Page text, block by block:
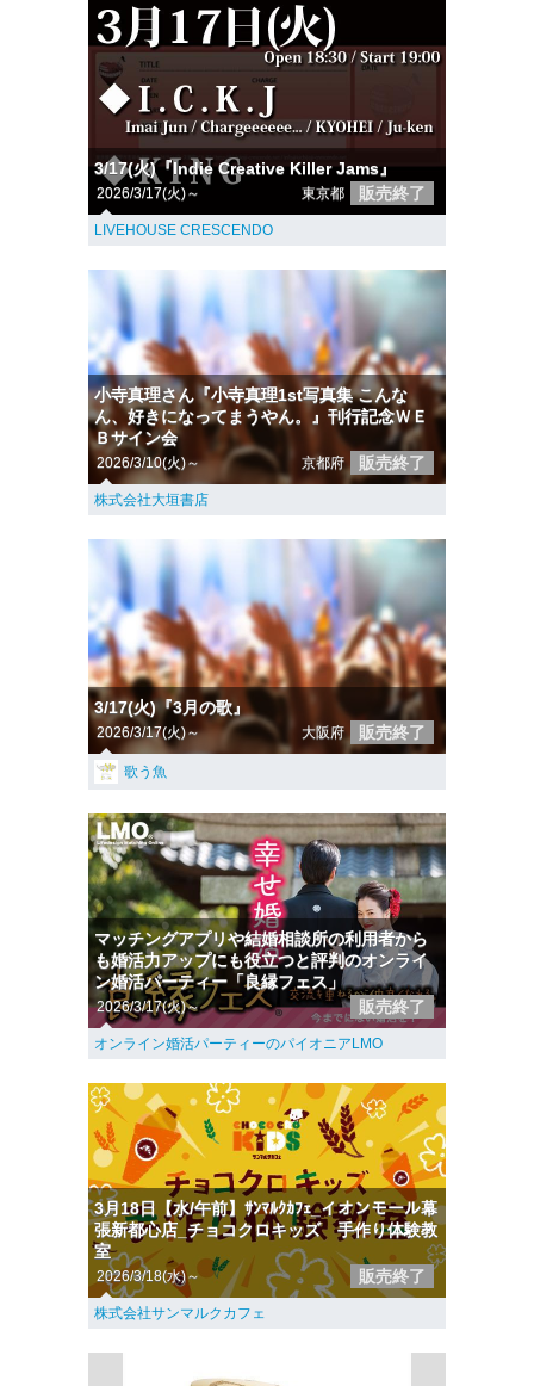
3/17(火)『Indie Creative Killer Jams』
2026/3/17(火)～ 東京都 販売終了
LIVEHOUSE CRESCENDO
小寺真理さん『小寺真理1st写真集 こんな
ん、好きになってまうやん。』刊行記念ＷＥ
Ｂサイン会
2026/3/10(火)～ 京都府 販売終了
株式会社大垣書店
3/17(火)『3月の歌』
2026/3/17(火)～ 大阪府 販売終了
歌う魚
マッチングアプリや結婚相談所の利用者から
も婚活力アップにも役立つと評判のオンライ
ン婚活パーティー「良縁フェス」
2026/3/17(火)～ 販売終了
オンライン婚活パーティーのパイオニアLMO
3月18日【水/午前】ｻﾝﾏﾙｸｶﾌｪ_イオンモール幕
張新都心店_チョコクロキッズ 手作り体験教
室
2026/3/18(水)～ 販売終了
株式会社サンマルクカフェ